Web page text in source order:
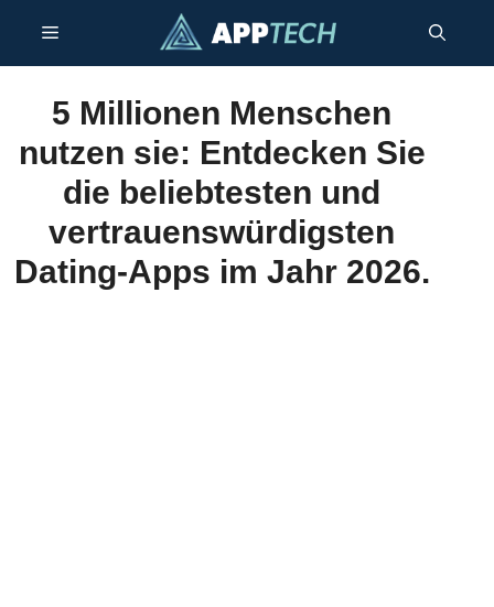
Inhalt
springen
Menü
5 Millionen Menschen
nutzen sie: Entdecken Sie
die beliebtesten und
vertrauenswürdigsten
Dating-Apps im Jahr 2026.